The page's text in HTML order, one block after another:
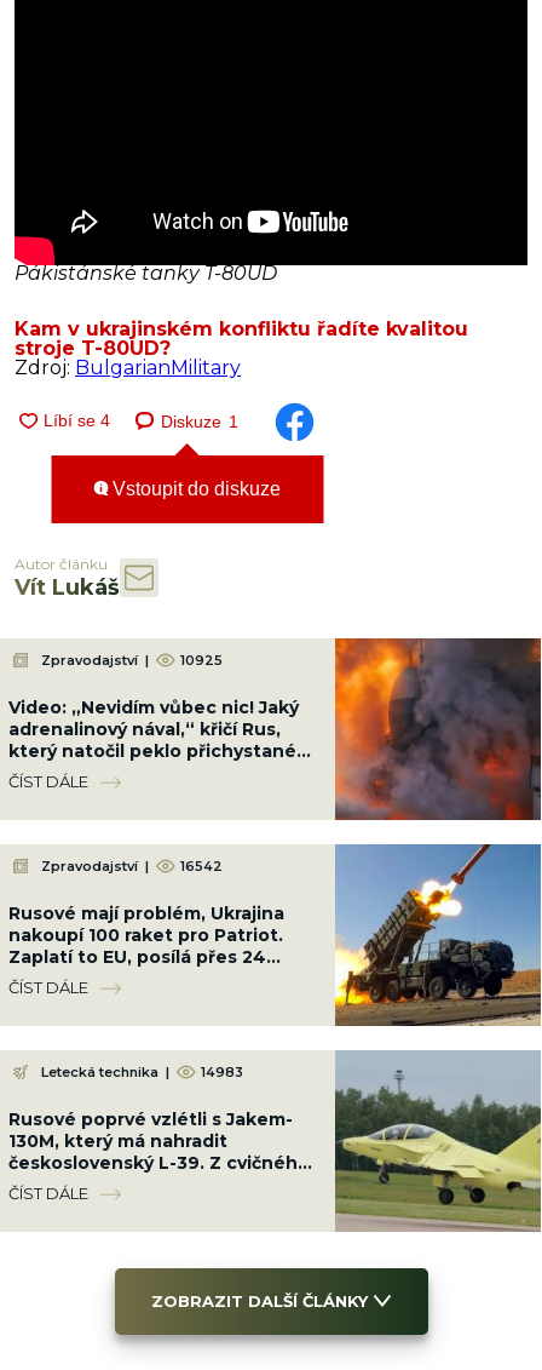
Pákistánské tanky T-80UD
Kam v ukrajinském konfliktu řadíte kvalitou
stroje T-80UD?
Zdroj: BulgarianMilitary
Diskuze 1
Vstoupit do diskuze
Autor článku
Vít Lukáš
Zpravodajství | 10925
Video: „Nevidím vůbec nic! Jaký
adrenalinový nával,“ křičí Rus,
který natočil peklo přichystané
Ukrajinci cestou na Krym
ČÍST DÁLE
Zpravodajství | 16542
Rusové mají problém, Ukrajina
nakoupí 100 raket pro Patriot.
Zaplatí to EU, posílá přes 24
miliard Kč
ČÍST DÁLE
Letecká technika | 14983
Rusové poprvé vzlétli s Jakem-
130M, který má nahradit
československý L-39. Z cvičného
letounu dělají bojový
ČÍST DÁLE
ZOBRAZIT DALŠÍ ČLÁNKY